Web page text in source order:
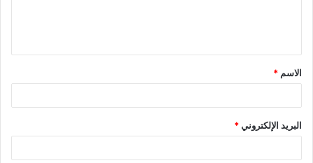
ق
*
الاسم *
البريد الإلكتروني*